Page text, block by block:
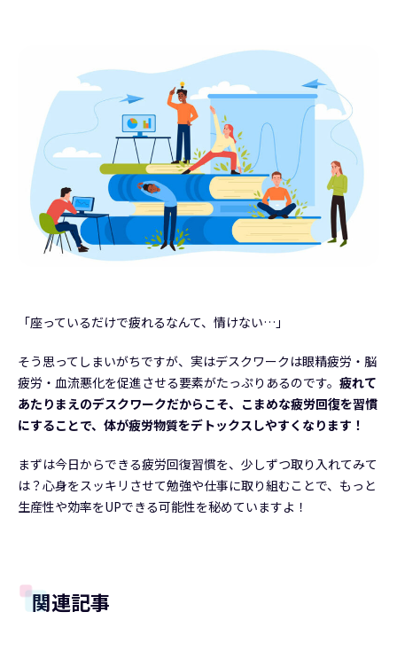
「座っているだけで疲れるなんて、情けない…」
そう思ってしまいがちですが、実はデスクワークは眼精疲労・脳
疲労・血流悪化を促進させる要素がたっぷりあるのです。 疲れて
あたりまえのデスクワークだからこそ、こまめな疲労回復を習慣
にすることで、体が疲労物質をデトックスしやすくなります！
まずは今日からできる疲労回復習慣を、少しずつ取り入れてみて
は？心身をスッキリさせて勉強や仕事に取り組むことで、もっと
生産性や効率をUPできる可能性を秘めていますよ！
関連記事